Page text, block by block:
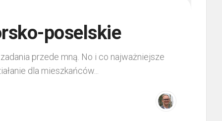
poselskie
przede mną. No i co najważniejsze
dla mieszkańców...